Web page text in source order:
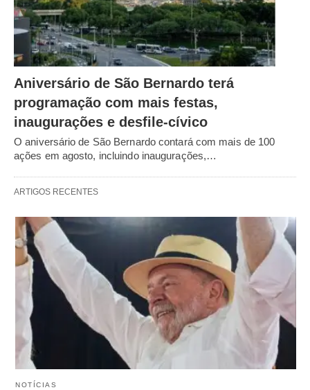
Aniversário de São Bernardo terá
programação com mais festas,
inaugurações e desfile-cívico
O aniversário de São Bernardo contará com mais de 100
ações em agosto, incluindo inaugurações,…
ARTIGOS RECENTES
NOTÍCIAS